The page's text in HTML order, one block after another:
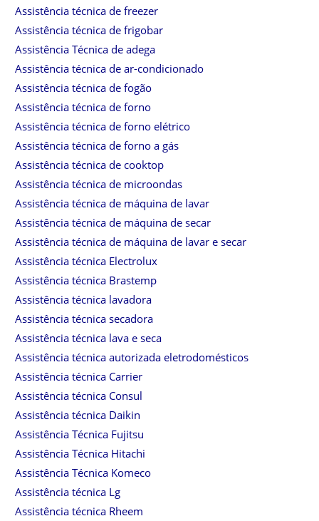
Assistência técnica de freezer
Assistência técnica de frigobar
Assistência Técnica de adega
Assistência técnica de ar-condicionado
Assistência técnica de fogão
Assistência técnica de forno
Assistência técnica de forno elétrico
Assistência técnica de forno a gás
Assistência técnica de cooktop
Assistência técnica de microondas
Assistência técnica de máquina de lavar
Assistência técnica de máquina de secar
Assistência técnica de máquina de lavar e secar
Assistência técnica Electrolux
Assistência técnica Brastemp
Assistência técnica lavadora
Assistência técnica secadora
Assistência técnica lava e seca
Assistência técnica autorizada eletrodomésticos
Assistência técnica Carrier
Assistência técnica Consul
Assistência técnica Daikin
Assistência Técnica Fujitsu
Assistência Técnica Hitachi
Assistência Técnica Komeco
Assistência técnica Lg
Assistência técnica Rheem